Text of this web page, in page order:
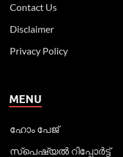
Contact Us
Disclaimer
Privacy Policy
MENU
ഹോം പേജ്
സ്പെഷ്യൽ റിപ്പോര്‍ട്ട്